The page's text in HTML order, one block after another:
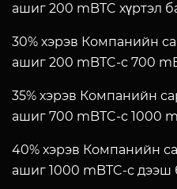
ашиг 200 mBTC хүртэл
30% хэрэв Компанийн
ашиг 200 mBTC-с 700
35% хэрэв Компанийн
ашиг 700 mBTC-с 1000
40% хэрэв Компанийн
ашиг 1000 mBTC-с дээш